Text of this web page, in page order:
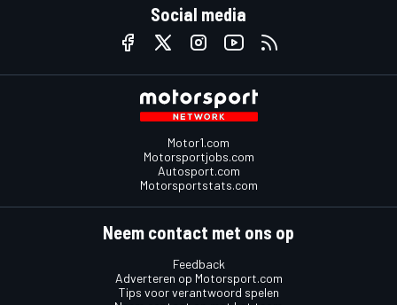
Social media
Motor1.com
Motorsportjobs.com
Autosport.com
Motorsportstats.com
Neem contact met ons op
Feedback
Adverteren op Motorsport.com
Tips voor verantwoord spelen